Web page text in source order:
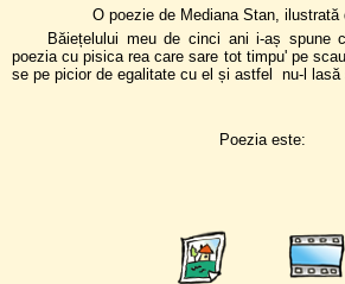
O poezie de Mediana Stan, ilustrată
Băiețelului meu de cinci ani i-aș spune
poezia cu pisica rea care sare tot timpu' pe
se pe picior de egalitate cu el și astfel nu-l
Poezia este: